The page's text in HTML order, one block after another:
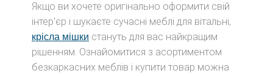
Якщо ви хочете оригінально оформити свій
інтер'єр і шукаєте сучасні меблі для вітальні,
крісла мішки стануть для вас найкращим
рішенням. Ознайомитися з асортиментом
безкаркасних меблів і купити товар можна